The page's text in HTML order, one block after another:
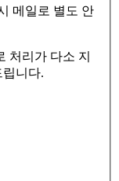
메일로 별도 안
처리가 다소 지
니다.